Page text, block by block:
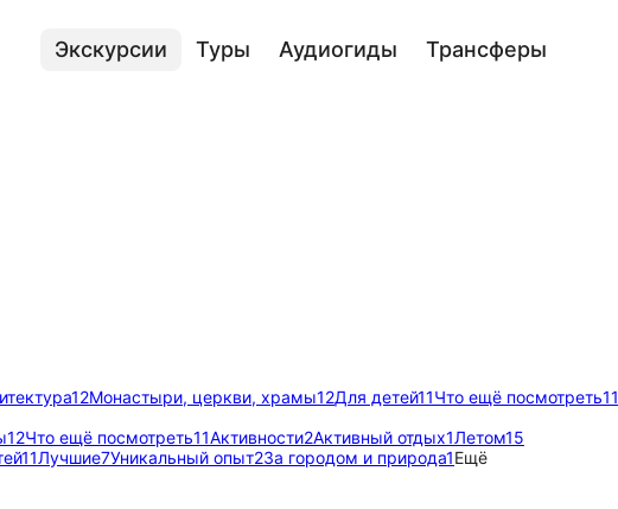
Экскурсии Туры Аудиогиды Трансферы
12Монастыри, церкви, храмы12Для детей11Что ещё посмотреть11
12Что ещё посмотреть11Активности2Активный отдых1Летом15
11Лучшие7Уникальный опыт2За городом и природа1Ещё